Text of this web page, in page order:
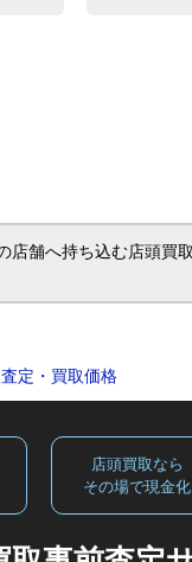
店舗へ持ち込む店頭買
定・買取価格
店頭買取なら
その場で現金化